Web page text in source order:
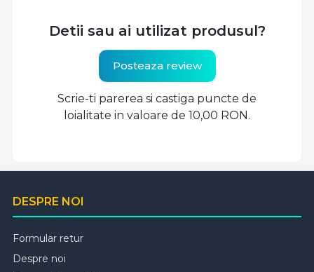
Detii sau ai utilizat produsul?
Posteaza review
Scrie-ti parerea si castiga puncte de
loialitate in valoare de 10,00 RON.
DESPRE NOI
Formular retur
Despre noi